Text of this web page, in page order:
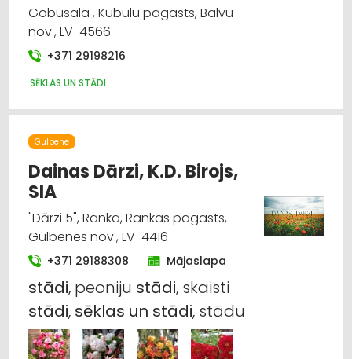
Gobusala , Kubulu pagasts, Balvu
nov., LV-4566
+371 29198216
SĒKLAS UN STĀDI
Gulbene
Dainas Dārzi, K.D. Birojs,
SIA
"Dārzi 5", Ranka, Rankas pagasts,
Gulbenes nov., LV-4416
+371 29188308 Mājaslapa
stādi, peoniju stādi, skaisti
stādi, sēklas un stādi, stādu